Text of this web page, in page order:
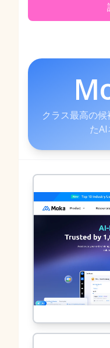
クラス最高の
た